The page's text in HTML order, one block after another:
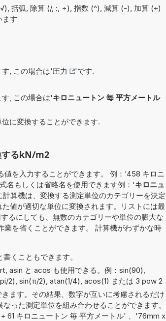
括弧, 除算 (/, :, ÷), 指数 (^), 減算 (-), 加算 (+)
ます
, この場合は'圧力
'です.
, この場合は'キロニュートン 毎 平方メートル
に変換することができます.
するkN/m2
値を入力することができます。 例：'458 キロニ
名もしくは省略名を使用できます例：'キロニュ
計算機は、変換する測定単位のカテゴリーを決定
値が適切な単位に変換されます。リストには最
るにしても、無数のカテゴリーや単位の膨大な
を省くことができます。 計算機がわずかな時
くこともできます。
asin と acos も使用できる。例：sin(90),
2), sin(π/2), atan(1/4), acos(1) または 3 pow 2
ます。その結果、数字が互いに考慮されるだけ
った測定単位を組み合わせることができます。
61 キロニュートン 毎 平方メートル' 、'76mm x